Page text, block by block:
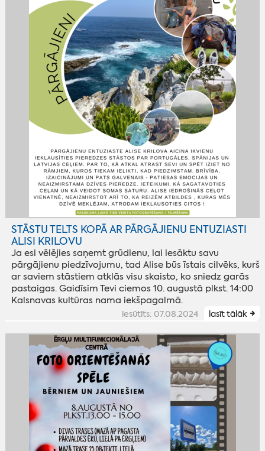
STĀSTU TELTS KOPĀ AR PĀRGĀJIENU ENTUZIASTI
ALISI KRILOVU
Ja esi vēlējies saņemt grūdienu, lai iesāktu savu
pārgājienu piedzīvojumu, tad Alise būs īstais cilvēks, kurš
ar saviem stāstiem atklās visu skaisto, ko sniedz garās
pastaigas. Gaidīsim Tevi ciemos 10. augustā plkst. 14:00
Kalsnavas kultūras nama iekšpagalmā.
iesūtīts: 07.08.2024 lasīt tālāk